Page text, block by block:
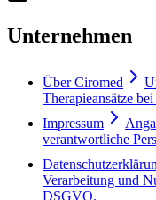
Unternehmen
Über Ciromed
Therapieansätze
Impressum
verantwortliche
Verarbeitung und
DSGVO.